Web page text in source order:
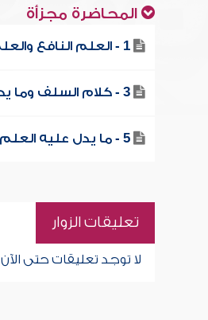
المحاضرة مجزأة
1 - العلم النافع والعلم الضار
3 - كلام السلف وما يحتوي من الفقه
5 - ما يدل عليه العلم النافع
تعليقات الزوار
لا توجد تعليقات حتى الآن